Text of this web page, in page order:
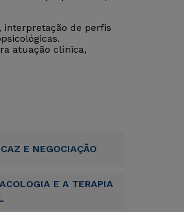
interpretação de perfis
atuação clínica,
E NEGOCIAÇÃO
E A TERAPIA